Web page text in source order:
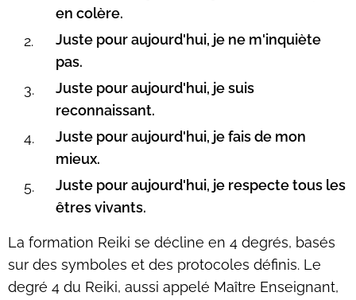
en colère.
Juste pour aujourd'hui, je ne m'inquiète
pas.
Juste pour aujourd'hui, je suis
reconnaissant.
Juste pour aujourd'hui, je fais de mon
mieux.
Juste pour aujourd'hui, je respecte tous les
êtres vivants.
La formation Reiki se décline en 4 degrés, basés
sur des symboles et des protocoles définis. Le
degré 4 du Reiki, aussi appelé Maître Enseignant,